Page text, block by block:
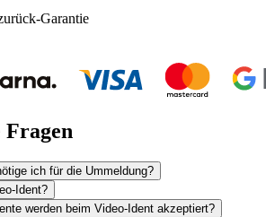
Garantie
ich für die Ummeldung?
Ident?
werden beim Video-Ident akzeptiert?